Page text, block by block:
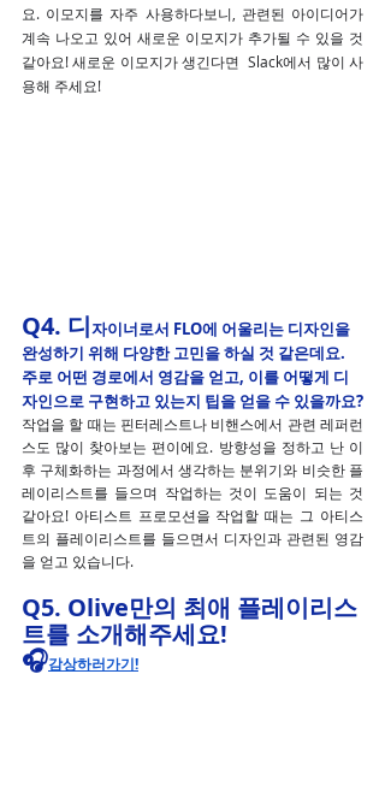
요. 이모지를 자주 사용하다보니, 관련된 아이디어가
계속 나오고 있어 새로운 이모지가 추가될 수 있을 것
같아요! 새로운 이모지가 생긴다면  Slack에서 많이 사
용해 주세요!
Q4. 디자이너로서 FLO에 어울리는 디자인을
완성하기 위해 다양한 고민을 하실 것 같은데요.
주로 어떤 경로에서 영감을 얻고, 이를 어떻게 디
자인으로 구현하고 있는지 팁을 얻을 수 있을까요?
작업을 할 때는 핀터레스트나 비핸스에서 관련 레퍼런
스도 많이 찾아보는 편이에요. 방향성을 정하고 난 이
후 구체화하는 과정에서 생각하는 분위기와 비슷한 플
레이리스트를 들으며 작업하는 것이 도움이 되는 것
같아요! 아티스트 프로모션을 작업할 때는 그 아티스
트의 플레이리스트를 들으면서 디자인과 관련된 영감
을 얻고 있습니다.
Q5. Olive만의 최애 플레이리스
트를 소개해주세요!
🎧감상하러가기!